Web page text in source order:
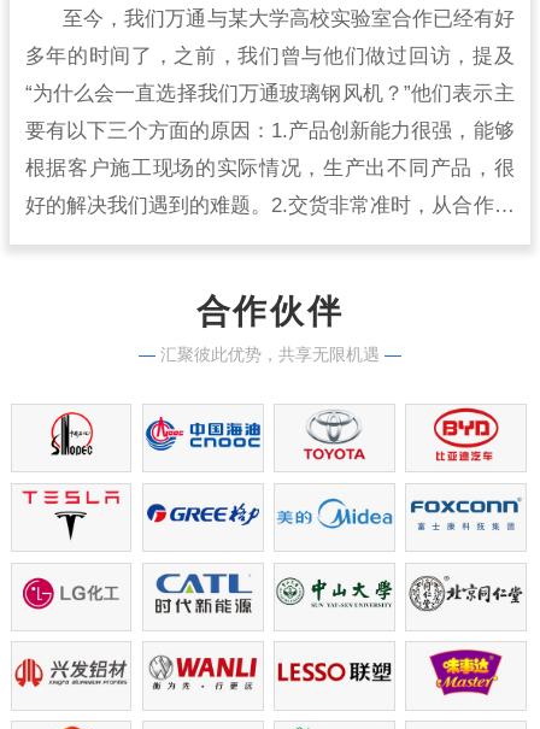
至今，我们万通与某大学高校实验室合作已经有好
多年的时间了，之前，我们曾与他们做过回访，提及
“为什么会一直选择我们万通玻璃钢风机？”他们表示主
要有以下三个方面的原因：1.产品创新能力很强，能够
根据客户施工现场的实际情况，生产出不同产品，很
好的解决我们遇到的难题。2.交货非常准时，从合作开
始到现在，从来没有出现过延时交货的情况，生产实
合作伙伴
— 汇聚彼此优势，共享无限机遇 —